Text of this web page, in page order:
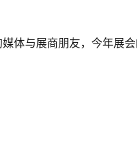
体与展商朋友，今年展